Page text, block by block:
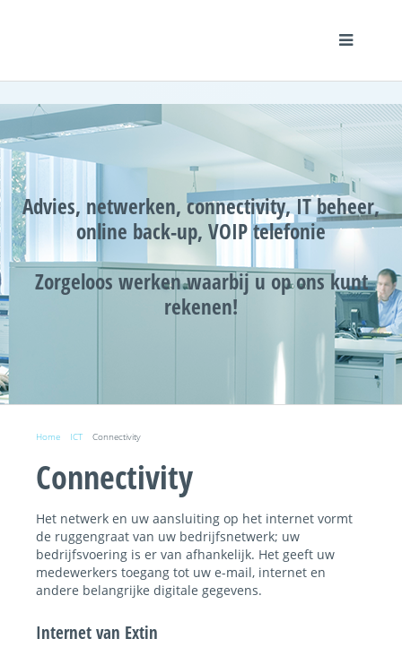
Advies, netwerken, connectivity, IT beheer,
online back-up, VOIP telefonie
Zorgeloos werken waarbij u op ons kunt
rekenen!
Home ICT Connectivity
Connectivity
Het netwerk en uw aansluiting op het internet vormt
de ruggengraat van uw bedrijfsnetwerk; uw
bedrijfsvoering is er van afhankelijk. Het geeft uw
medewerkers toegang tot uw e-mail, internet en
andere belangrijke digitale gegevens.
Internet van Extin